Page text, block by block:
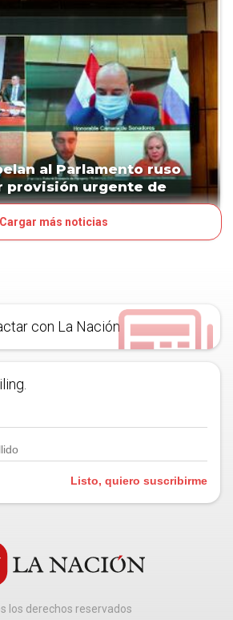
al Parlamento ruso
provisión urgente de
Cargar más noticias
con La Nación
Listo, quiero suscribirme
los derechos reservados